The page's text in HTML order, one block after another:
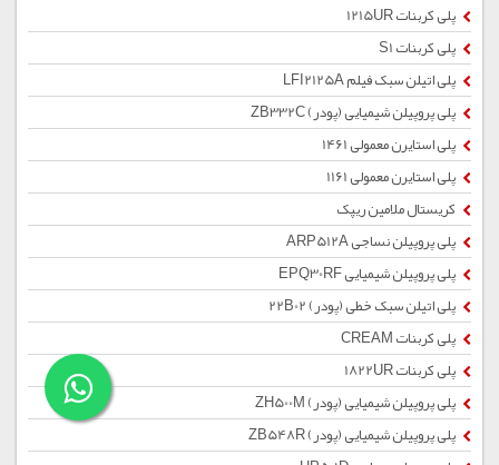
پلی کربنات 1215UR
پلی کربنات S1
پلی اتیلن سبک فیلم LFI2125A
پلی پروپیلن شیمیایی (پودر) ZB332C
پلی استایرن معمولی 1461
پلی استایرن معمولی 1161
کریستال ملامین ریپک
پلی پروپیلن نساجی ARP512A
پلی پروپیلن شیمیایی EPQ30RF
پلی اتیلن سبک خطی (پودر) 22B02
پلی کربنات CREAM
پلی کربنات 1822UR
پلی پروپیلن شیمیایی (پودر) ZH500M
پلی پروپیلن شیمیایی (پودر) ZB548R